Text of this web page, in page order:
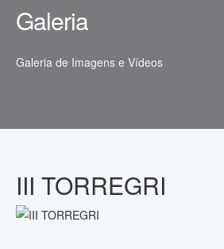
Galeria
Galeria de Imagens e Vídeos
III TORREGRI